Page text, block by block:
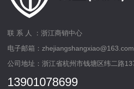
联 系 人 ：浙江商销中心
电子邮箱：zhejiangshangxiao@163.com
公司地址：浙江省杭州市钱塘区纬二路
13901078699